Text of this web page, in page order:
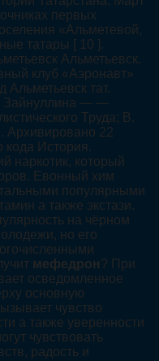
первых
«Альметевой,
татары [ 10 ].
Альметьевск.
клуб «Аэронавт»
Альметьевск тат.
Зайнуллина — —
Труда; В.
Архивировано 22
кода История.
наркотик, который
Евонный хим
популярными
а также экстази.
на чёрном
но его
мефедрон? При
осведомленное
основную
чувство
а также уверенности
чувствовать
радость и